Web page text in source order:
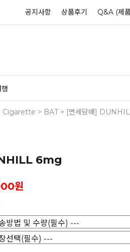
공지사항 상품후기 Q&A (제
Cigarette > BAT> [면세담배]
6mg
원